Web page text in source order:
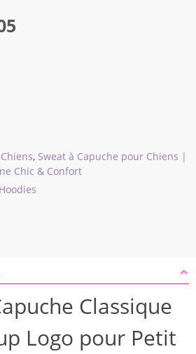
, Sweat à Capuche pour Chiens |
Chic & Confort
Classique
Logo pour Petit